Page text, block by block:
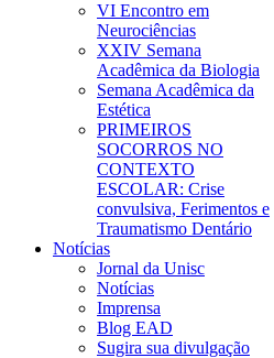
VI Encontro em
Neurociências
XXIV Semana
Acadêmica da Biologia
Semana Acadêmica da
Estética
PRIMEIROS
SOCORROS NO
CONTEXTO
ESCOLAR: Crise
convulsiva, Ferimentos e
Traumatismo Dentário
Notícias
Jornal da Unisc
Notícias
Imprensa
Blog EAD
Sugira sua divulgação